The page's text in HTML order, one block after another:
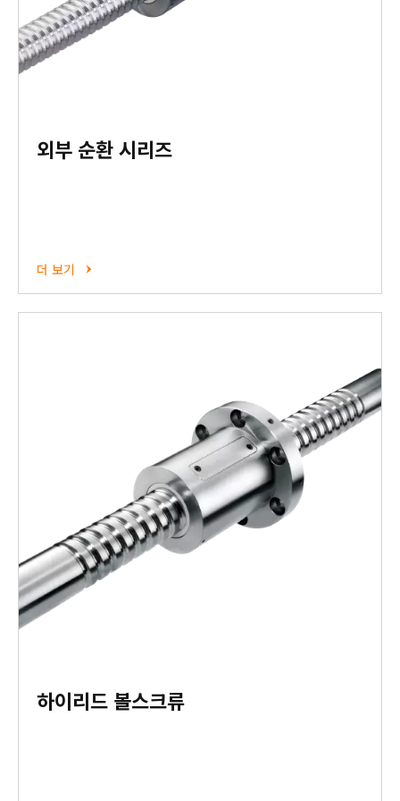
외부 순환 시리즈
더 보기
하이리드 볼스크류